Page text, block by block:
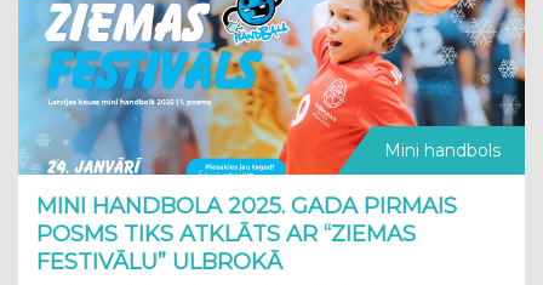
Mini handbols
MINI HANDBOLA 2025. GADA PIRMAIS
POSMS TIKS ATKLĀTS AR “ZIEMAS
FESTIVĀLU” ULBROKĀ